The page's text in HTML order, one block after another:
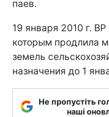
паев.
19 января 2010 г.
которым продлила
земель
назначения до 1
Не пропустіть
наші